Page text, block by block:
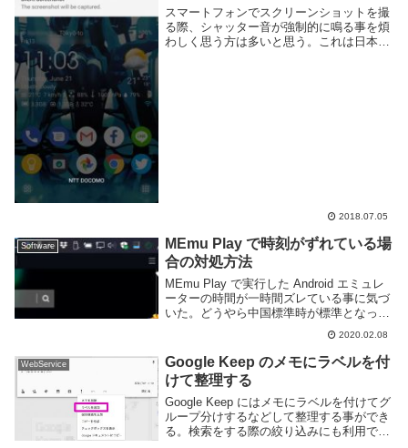
スマートフォンでスクリーンショットを撮
る際、シャッター音が強制的に鳴る事を煩
わしく思う方は多いと思う。これは日本
2018.07.05
Software
MEmu Play で時刻がずれている場
合の対処方法
MEmu Play で実行した Android エミュレ
ーターの時間が一時間ズレている事に気づ
いた。どうやら中国標準時が標準となって
いるらしく、そのせいで日本時間から一時
間遅れているようだ。Android にはタイム
ゾーンを自動的に変更する...
2020.02.08
WebService
Google Keep のメモにラベルを付
けて整理する
Google Keep にはメモにラベルを付けてグ
ループ分けするなどして整理する事ができ
る。検索をする際の絞り込みにも利用でき